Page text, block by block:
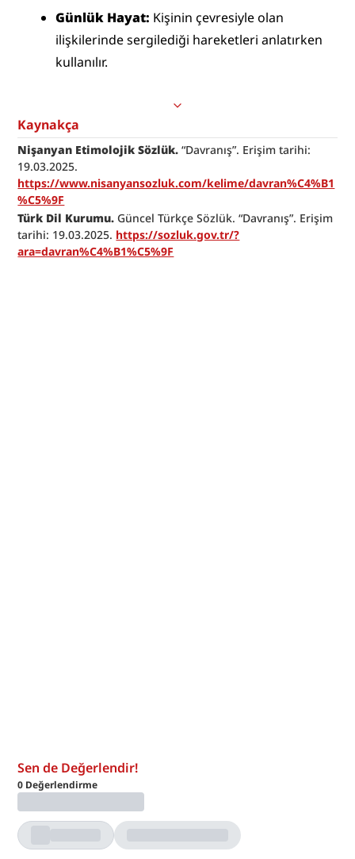
Günlük Hayat: Kişinin çevresiyle olan
ilişkilerinde sergilediği hareketleri anlatırken
kullanılır.
Kaynakça
Nişanyan Etimolojik Sözlük. “Davranış”. Erişim tarihi:
https://www.nisanyansozluk.com/kelime/davran%C4%B1
%C5%9F
Türk Dil Kurumu. Güncel Türkçe Sözlük. “Davranış”. Erişim
tarihi: 19.03.2025. https://sozluk.gov.tr/?
ara=davran%C4%B1%C5%9F
Sen de Değerlendir!
0 Değerlendirme